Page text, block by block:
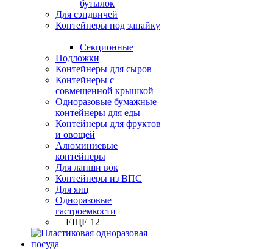
бутылок
Для сэндвичей
Контейнеры под запайку
Секционные
Подложки
Контейнеры для сыров
Контейнеры с
совмещенной крышкой
Одноразовые бумажные
контейнеры для еды
Контейнеры для фруктов
и овощей
Алюминиевые
контейнеры
Для лапши вок
Контейнеры из ВПС
Для яиц
Одноразовые
гастроемкости
+ ЕЩЕ 12